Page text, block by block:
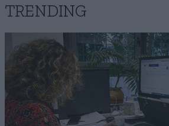
TRENDING